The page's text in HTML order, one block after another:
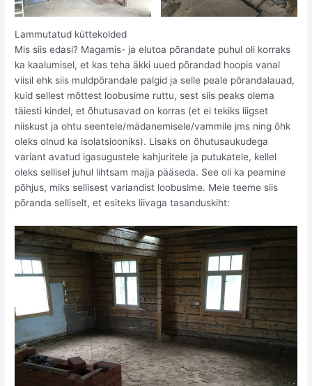
Lammutatud küttekolded
Mis siis edasi? Magamis- ja elutoa põrandate puhul oli korraks
ka kaalumisel, et kas teha äkki uued põrandad hoopis vanal
viisil ehk siis muldpõrandale palgid ja selle peale põrandalauad,
kuid sellest mõttest loobusime ruttu, sest siis peaks olema
täiesti kindel, et õhutusavad on korras (et ei tekiks liigset
niiskust ja ohtu seentele/mädanemisele/vammile jms ning õhk
oleks olnud ka isolatsiooniks). Lisaks on õhutusaukudega
variant avatud igasugustele kahjuritele ja putukatele, kellel
oleks sellisel juhul lihtsam majja pääseda. See oli ka peamine
põhjus, miks sellisest variandist loobusime. Meie teeme siis
põranda selliselt, et esiteks liivaga tasanduskiht: